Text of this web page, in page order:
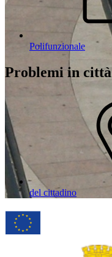
Polifunzionale
Problemi in città
del cittadino